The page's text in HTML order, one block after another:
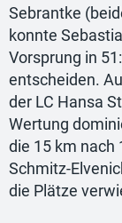
Sebrantke
konnte
Vorsprung in
entscheiden.
der LC Hansa
Wertung
die 15 km nach
Schmitz-
die Plätze